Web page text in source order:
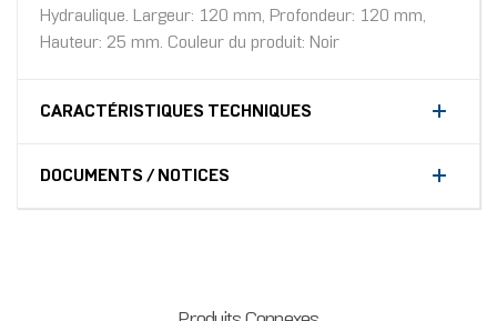
Hydraulique. Largeur: 120 mm, Profondeur: 120 mm,
Hauteur: 25 mm. Couleur du produit: Noir
CARACTÉRISTIQUES TECHNIQUES
DOCUMENTS / NOTICES